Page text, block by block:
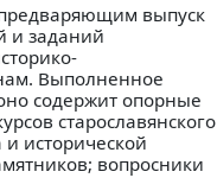
выпуск
и заданий
Выполненное
содержит опорные
старославянского
и исторической
вопросники